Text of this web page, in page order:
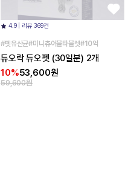
4.9 | 리뷰 369건
#펫유산균#미니츄어블타블렛#10억
듀오락 듀오펫 (30일분) 2개
10%53,600원
59,600원